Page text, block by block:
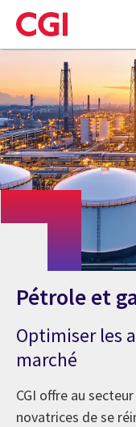
Skip
to
main
content
Pétrole et
Optimiser les
marché
CGI offre au
novatrices de se